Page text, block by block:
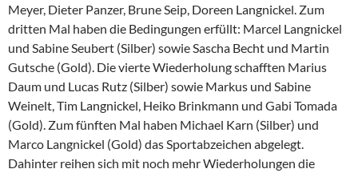
Meyer, Dieter Panzer, Brune Seip, Doreen Langnickel. Zum
dritten Mal haben die Bedingungen erfüllt: Marcel Langnickel
und Sabine Seubert (Silber) sowie Sascha Becht und Martin
Gutsche (Gold). Die vierte Wiederholung schafften Marius
Daum und Lucas Rutz (Silber) sowie Markus und Sabine
Weinelt, Tim Langnickel, Heiko Brinkmann und Gabi Tomada
(Gold). Zum fünften Mal haben Michael Karn (Silber) und
Marco Langnickel (Gold) das Sportabzeichen abgelegt.
Dahinter reihen sich mit noch mehr Wiederholungen die